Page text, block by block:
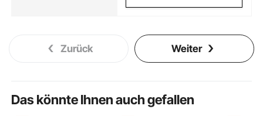
Zurück Weiter
Das könnte Ihnen auch gefallen